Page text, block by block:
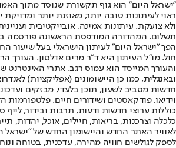
"ישראל היום" הוא גוף תקשורת שנוסד מתוך
ראוי לעיתונות טובה יותר, מאוזנת יותר
ולא צועקת. עיתונות אמינה, אובייקטיבית
הפך "ישראל היום" לעיתון הישראלי בעל שיעור
חול. מו"ל העיתון היא ד"ר מרים אדלסון. העורך
והעורך המייסד הוא עמוס רגב. אתרי האינטרנט
חדשות מסביב לשעון, תוכן בלעדי, מבזקים
וידיאו, פודקאסטים ושידורים חיים. פלטפורמות
כוללות ערוצי חדשות ודעות, תרבות ובידור, לייף
לאוויר האתר החדש והיישומון החדש של
לספק לגולשים חוויה מהירה, עדכנית, בטוחה